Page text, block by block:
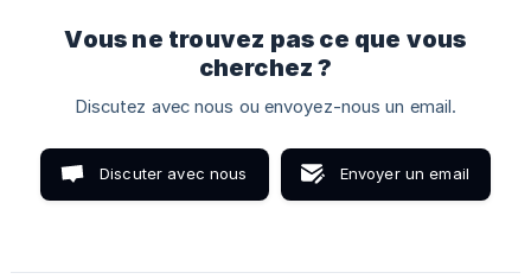
Vous ne trouvez pas ce que vous
cherchez ?
Discutez avec nous ou envoyez-nous un email.
Discuter avec nous Envoyer un email